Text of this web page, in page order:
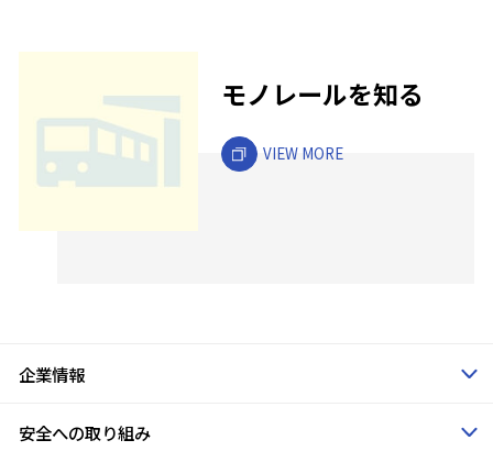
モノレールを知る
VIEW MORE
企業情報
安全への取り組み